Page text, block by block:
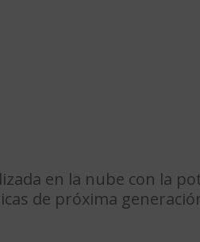
en la nube con la
de próxima